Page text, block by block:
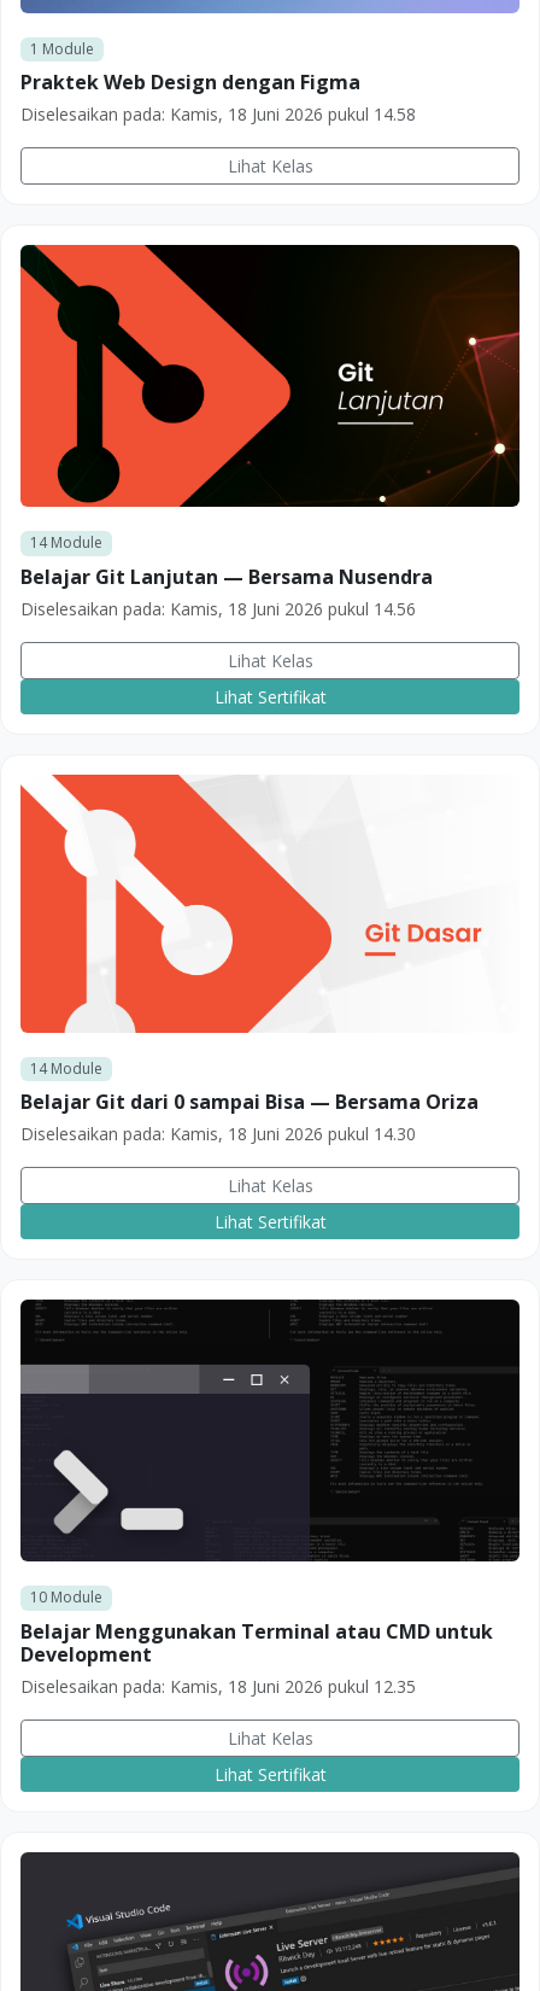
1 Module
Praktek Web Design dengan Figma
Diselesaikan pada: Kamis, 18 Juni 2026 pukul 14.58
Lihat Kelas
14Module
Belajar Git Lanjutan — Bersama Nusendra
Diselesaikan pada: Kamis, 18 Juni 2026 pukul 14.56
Lihat Kelas
Lihat Sertifikat
14Module
Belajar Git dari 0 sampai Bisa — Bersama Oriza
Diselesaikan pada: Kamis, 18 Juni 2026 pukul 14.30
Lihat Kelas
Lihat Sertifikat
10Module
Belajar Menggunakan Terminal atau CMD untuk
Development
Diselesaikan pada: Kamis, 18 Juni 2026 pukul 12.35
Lihat Kelas
Lihat Sertifikat